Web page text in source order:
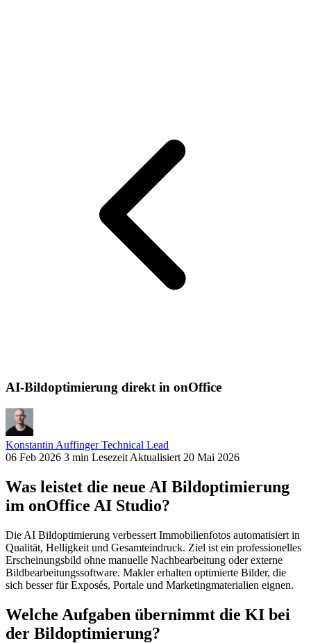
AI-Bildoptimierung direkt in onOffice
Konstantin Auffinger Technical Lead
06 Feb 2026 3 min Lesezeit Aktualisiert 20 Mai 2026
Was leistet die neue AI Bildoptimierung
im onOffice AI Studio?
Die AI Bildoptimierung verbessert Immobilienfotos automatisiert in
Qualität, Helligkeit und Gesamteindruck. Ziel ist ein professionelles
Erscheinungsbild ohne manuelle Nachbearbeitung oder externe
Bildbearbeitungssoftware. Makler erhalten optimierte Bilder, die
sich besser für Exposés, Portale und Marketingmaterialien eignen.
Welche Aufgaben übernimmt die KI bei
der Bildoptimierung?